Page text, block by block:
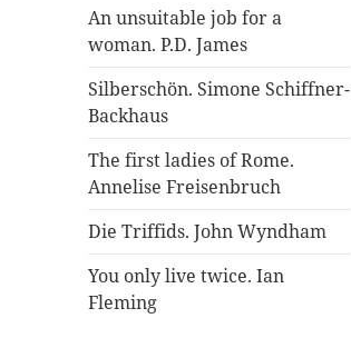
An unsuitable job for a
woman. P.D. James
Silberschön. Simone Schiffner-
Backhaus
The first ladies of Rome.
Annelise Freisenbruch
Die Triffids. John Wyndham
You only live twice. Ian
Fleming